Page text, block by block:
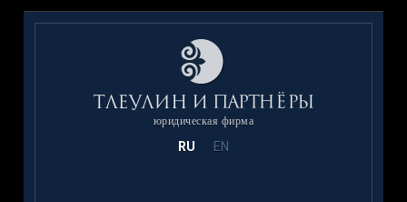
юридическая фирма
RU EN